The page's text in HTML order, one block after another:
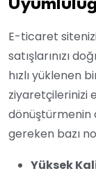
E-ticaret
satışlarınızı
hızlı yüklenen
ziyaretçilerinizi
dönüştürmenin
gereken bazı
Yüksek